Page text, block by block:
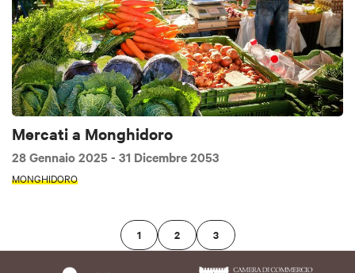
Mercati a Monghidoro
28 Gennaio 2025- 31 Dicembre 2053
MONGHIDORO
1 2 3